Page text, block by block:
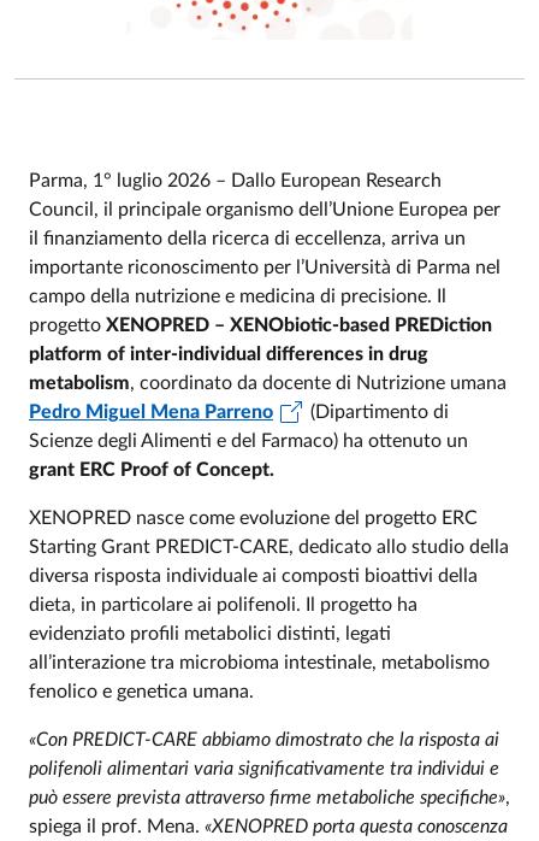
Parma, 1° luglio 2026 – Dallo European Research
Council, il principale organismo dell’Unione Europea per
il finanziamento della ricerca di eccellenza, arriva un
importante riconoscimento per l’Università di Parma nel
campo della nutrizione e medicina di precisione. Il
progetto XENOPRED – XENObiotic-based PREDiction
platform of inter-individual differences in drug
metabolism, coordinato da docente di Nutrizione umana
Pedro Miguel Mena Parreno
(Dipartimento di
Scienze degli Alimenti e del Farmaco) ha ottenuto un
grant ERC Proof of Concept.
XENOPRED nasce come evoluzione del progetto ERC
Starting Grant PREDICT-CARE, dedicato allo studio della
diversa risposta individuale ai composti bioattivi della
dieta, in particolare ai polifenoli. Il progetto ha
evidenziato profili metabolici distinti, legati
all’interazione tra microbioma intestinale, metabolismo
fenolico e genetica umana.
«Con PREDICT-CARE abbiamo dimostrato che la risposta ai
polifenoli alimentari varia significativamente tra individui e
può essere prevista attraverso firme metaboliche specifiche»,
spiega il prof. Mena. «XENOPRED porta questa conoscenza